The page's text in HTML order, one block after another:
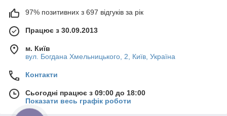
97% позитивних з 697 відгуків за рік
Працює з 30.09.2013
м. Київ
вул. Богдана Хмельницького, 2, Київ, Україна
Контакти
Сьогодні працює з 09:00 до 18:00
Показати весь графік роботи